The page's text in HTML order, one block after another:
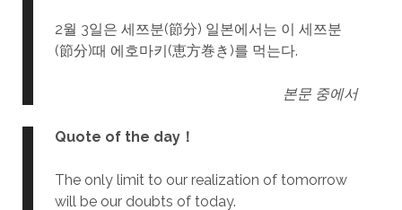
2월 3일은 세쯔분(節分) 일본에서는 이 세쯔분
(節分)때 에호마키(恵方巻き)를 먹는다.
본문 중에서
Quote of the day！
The only limit to our realization of tomorrow
will be our doubts of today.